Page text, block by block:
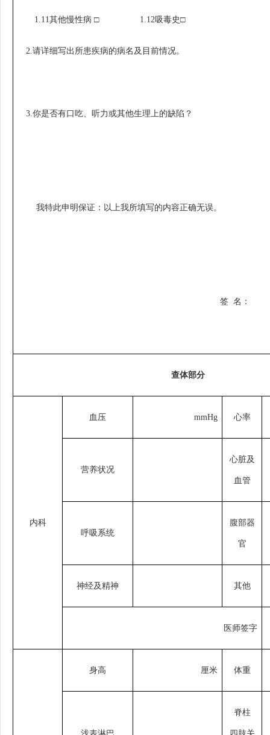
1.11其他慢性病□ 1.12吸毒史□
2.请详细写出所患疾病的病名及目前情况。
3.你是否有口吃、听力或其他生理上的缺陷？
我特此申明保证：以上我所填写的内容正确无误。
签名：
查体部分
内科
血压 mmHg 心率
营养状况
心脏及
血管
呼吸系统
腹部器
官
神经及精神 其他
医师签字
身高 厘米 体重
脊柱